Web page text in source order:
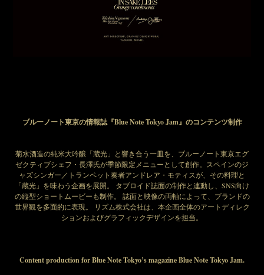
ブルーノート東京の情報誌『Blue Note Tokyo Jam』のコンテンツ制作
菊水酒造の純米大吟醸「蔵光」と響き合う一皿を、ブルーノート東京エグ
ゼクティブシェフ・長澤氏が季節限定メニューとして創作。スペインのジ
ャズシンガー／トランペット奏者アンドレア・モティスが、その料理と
「蔵光」を味わう企画を展開。 タブロイド誌面の制作と連動し、SNS向け
の縦型ショートムービーも制作。 誌面と映像の両軸によって、ブランドの
世界観を多面的に表現。 リズム株式会社は、本企画全体のアートディレク
ションおよびグラフィックデザインを担当。
Content production for Blue Note Tokyo’s magazine Blue Note Tokyo Jam.